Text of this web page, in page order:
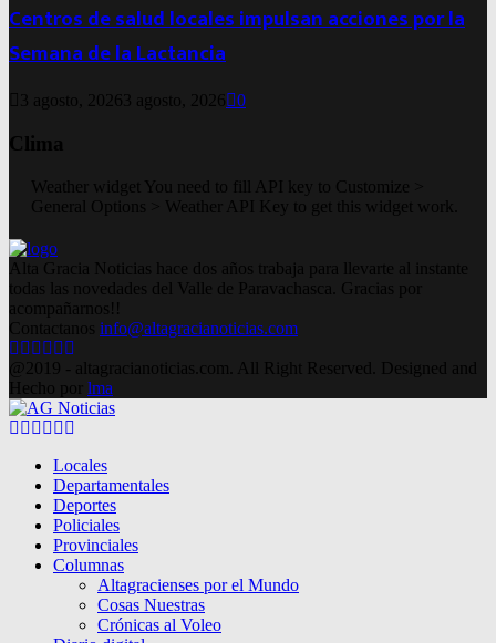
Centros de salud locales impulsan acciones por la
Semana de la Lactancia
3 agosto, 2026 3 agosto, 2026 0
Clima
Weather widget You need to fill API key to Customize >
General Options > Weather API Key to get this widget work.
Alta Gracia Noticias hace dos años trabaja para llevarte al instante
todas las novedades del Valle de Paravachasca. Gracias por
acompañarnos!!
Contactanos info@altagracianoticias.com
Facebook
Twitter
Instagram
Pinterest
Google
@2019 - altagracianoticias.com. All Right Reserved. Designed and
Hecho por lma
Facebook
Twitter
Instagram
Pinterest
Google
Locales
Departamentales
Deportes
Policiales
Provinciales
Columnas
Altagracienses por el Mundo
Cosas Nuestras
Crónicas al Voleo